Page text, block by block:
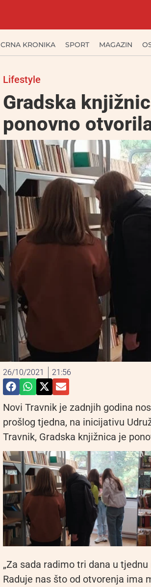
CRNA KRONIKA SPORT MAGAZIN
Lifestyle
Gradska
ponovno
26/10/2021 21:56
Novi Travnik je zadnjih godina
prošlog tjedna, na inicijativu
Travnik, Gradska knjižnica je
„Za sada radimo tri dana u
Raduje nas što od otvorenja ima